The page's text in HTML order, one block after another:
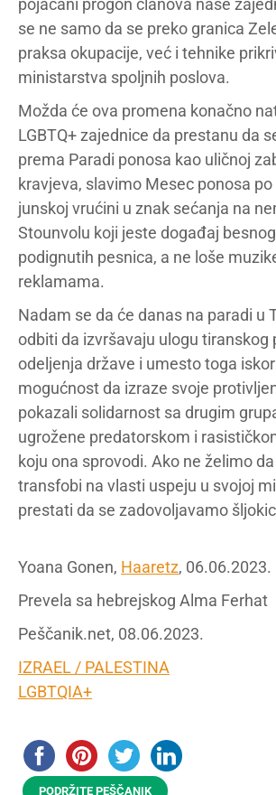
pojačani progon članova naše
se ne samo da se preko granica
praksa okupacije, već i tehnike
ministarstva spoljnih poslova.
Možda će ova promena konačno
LGBTQ+ zajednice da prestanu da
prema Paradi ponosa kao uličnoj
kravjeva, slavimo Mesec ponosa
junskoj vrućini u znak sećanja na
Stounvolu koji jeste događaj
podignutih pesnica, a ne loše
reklamama.
Nadam se da će danas na paradi u
odbiti da izvršavaju ulogu tiranskog
odeljenja države i umesto toga
mogućnost da izraze svoje
pokazali solidarnost sa drugim
ugrožene predatorskom i
koju ona sprovodi. Ako ne želimo
transfobi na vlasti uspeju u svojoj
prestati da se zadovoljavamo
Yoana Gonen, Haaretz, 06.06.2023.
Prevela sa hebrejskog Alma Ferhat
Peščanik.net, 08.06.2023.
IZRAEL / PALESTINA
LGBTQIA+
PODRŽITE PEŠČANIK